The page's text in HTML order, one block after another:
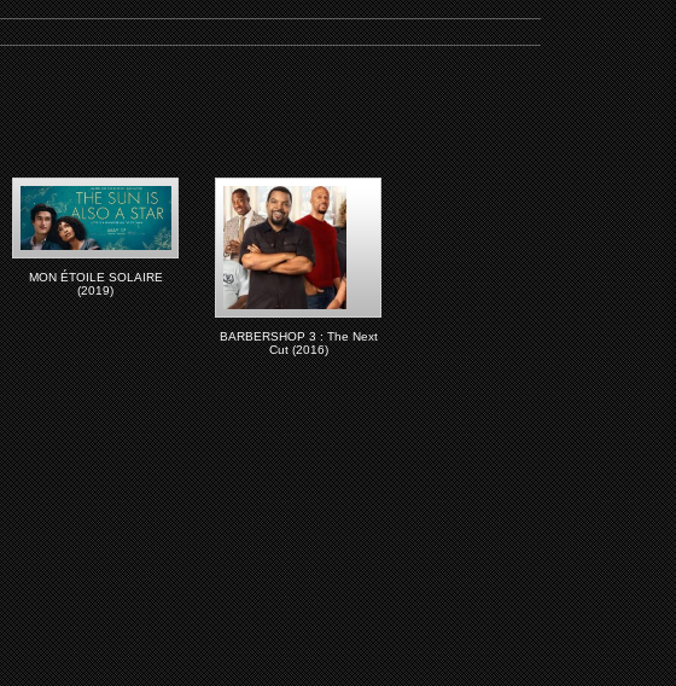
MON ÉTOILE SOLAIRE
(2019)
BARBERSHOP 3 : The Next
Cut (2016)